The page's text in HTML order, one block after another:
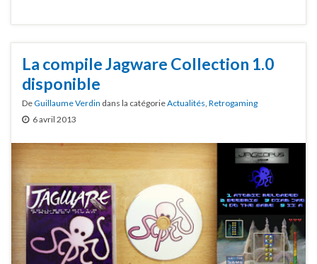
La compile Jagware Collection 1.0
disponible
DeGuillaume Verdin dans la catégorieActualités Retrogaming
6 avril 2013